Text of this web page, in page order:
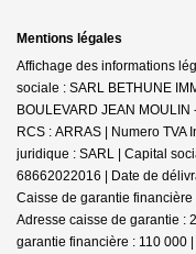
Mentions légales
Affichage des informations
sociale : SARL BETHUNE
BOULEVARD JEAN
RCS : ARRAS | Numero TVA
juridique : SARL | Capital
68662022016 | Date de
Caisse de garantie financière
Adresse caisse de garantie :
garantie financière : 110 000